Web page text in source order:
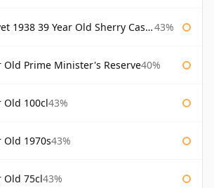
Year Old Sherry Cask Gordon & Macphail 43%
Old Prime Minister's Reserve40%
Old 100cl43%
Old 1970s43%
Old 75cl43%